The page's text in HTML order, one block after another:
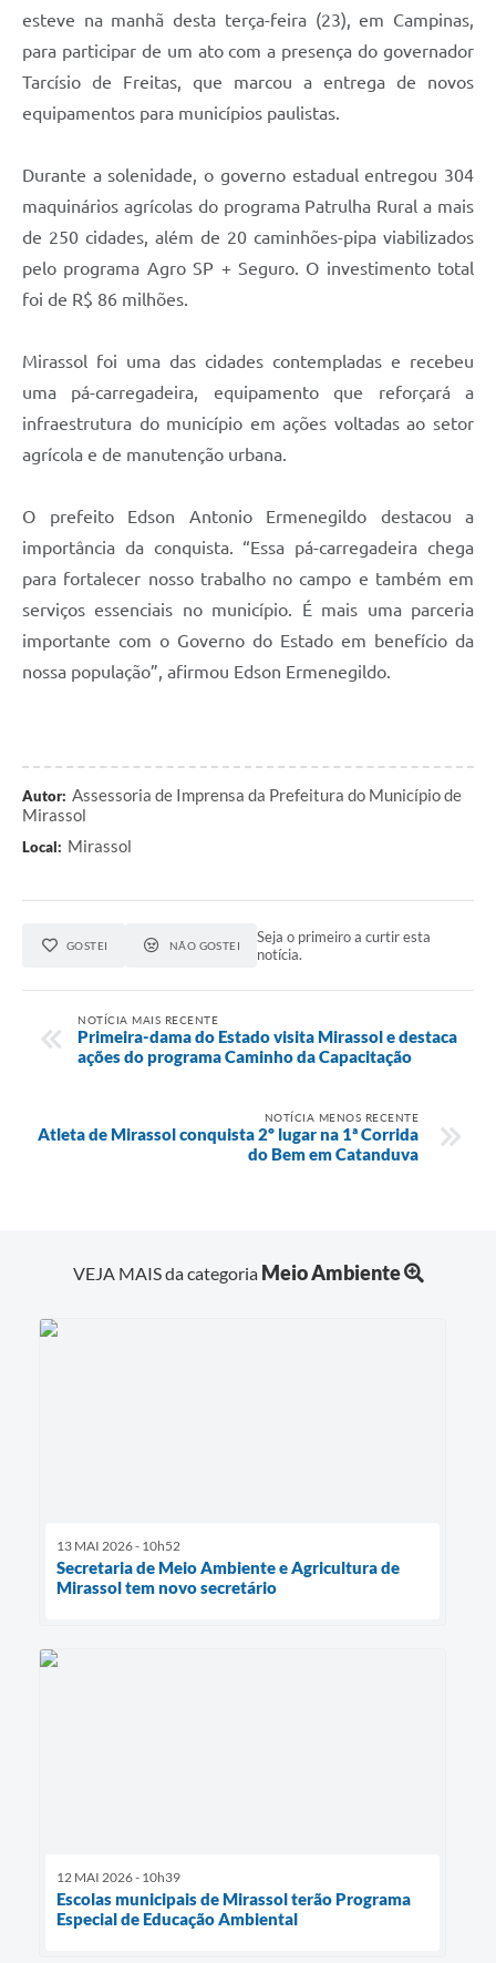
esteve na manhã desta terça-feira (23), em Campinas,
para participar de um ato com a presença do governador
Tarcísio de Freitas, que marcou a entrega de novos
equipamentos para municípios paulistas.
Durante a solenidade, o governo estadual entregou 304
maquinários agrícolas do programa Patrulha Rural a mais
de 250 cidades, além de 20 caminhões-pipa viabilizados
pelo programa Agro SP + Seguro. O investimento total
foi de R$ 86 milhões.
Mirassol foi uma das cidades contempladas e recebeu
uma pá-carregadeira, equipamento que reforçará a
infraestrutura do município em ações voltadas ao setor
agrícola e de manutenção urbana.
O prefeito Edson Antonio Ermenegildo destacou a
importância da conquista. “Essa pá-carregadeira chega
para fortalecer nosso trabalho no campo e também em
serviços essenciais no município. É mais uma parceria
importante com o Governo do Estado em benefício da
nossa população”, afirmou Edson Ermenegildo.
Autor: Assessoria de Imprensa da Prefeitura do Município de
Mirassol
Local: Mirassol
GOSTEI NÃO GOSTEI
Seja o primeiro a curtir esta
notícia.
NOTÍCIA MAIS RECENTE
Primeira-dama do Estado visita Mirassol e destaca
ações do programa Caminho da Capacitação
NOTÍCIA MENOS RECENTE
Atleta de Mirassol conquista 2º lugar na 1ª Corrida
do Bem em Catanduva
VEJA MAIS da categoria Meio Ambiente
13 MAI 2026 - 10h52
Secretaria de Meio Ambiente e Agricultura de
Mirassol tem novo secretário
12 MAI 2026 - 10h39
Escolas municipais de Mirassol terão Programa
Especial de Educação Ambiental